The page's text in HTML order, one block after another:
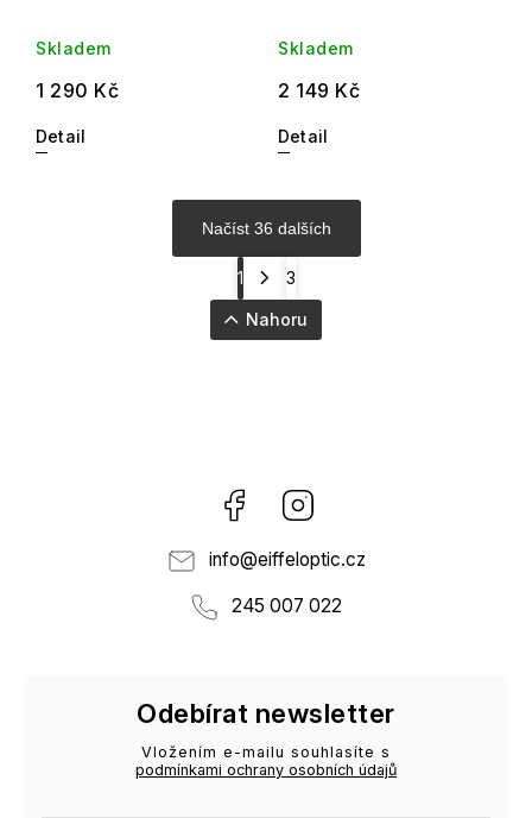
Skladem
1 290 Kč
Detail
Skladem
2 149 Kč
Detail
Načíst 36 dalších
1 3
Nahoru
Facebook
info@eiffeloptic.cz
245 007 022
Odebírat newsletter
Vložením e-mailu souhlasíte s
podmínkami ochrany osobních údajů